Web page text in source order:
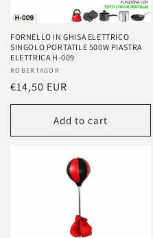
FORNELLO IN GHISA ELETTRICO
SINGOLO PORTATILE 500W PIASTRA
ELETTRICA H-009
Vendor:
ROBERTAGOR
Regular
price
€14,50 EUR
Add to cart